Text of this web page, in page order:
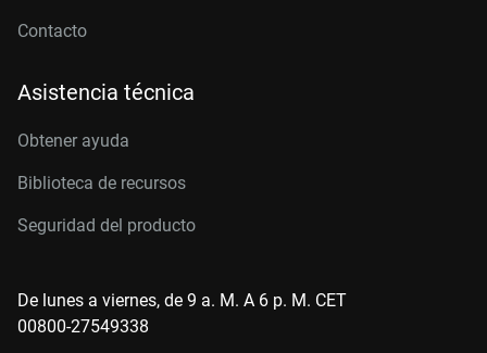
Contacto
Asistencia técnica
Obtener ayuda
Biblioteca de recursos
Seguridad del producto
De lunes a viernes, de 9 a. M. A 6 p. M. CET
00800-27549338